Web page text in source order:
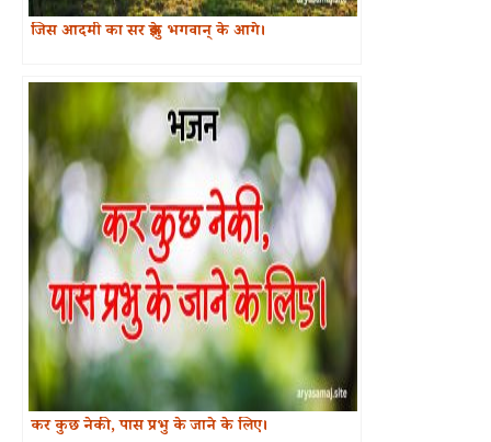
जिस आदमी का सर झुके भगवान् के आगे।
कर कुछ नेकी, पास प्रभु के जाने के लिए।